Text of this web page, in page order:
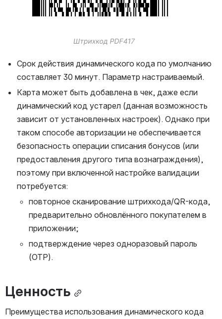
Срок действия динамического кода по умолчанию
составляет 30 минут. Параметр настраиваемый.
Карта может быть добавлена в чек, даже если
динамический код устарел (данная возможность
зависит от установленных настроек). Однако при
таком способе авторизации не обеспечивается
безопасность операции списания бонусов (или
предоставления другого типа вознаграждения),
поэтому при включенной настройке валидации
потребуется:
повторное сканирование штрихкода/QR-кода,
предварительно обновлённого покупателем в
приложении;
подтверждение через одноразовый пароль
(OTP).
Ценность
Преимущества использования динамического кода